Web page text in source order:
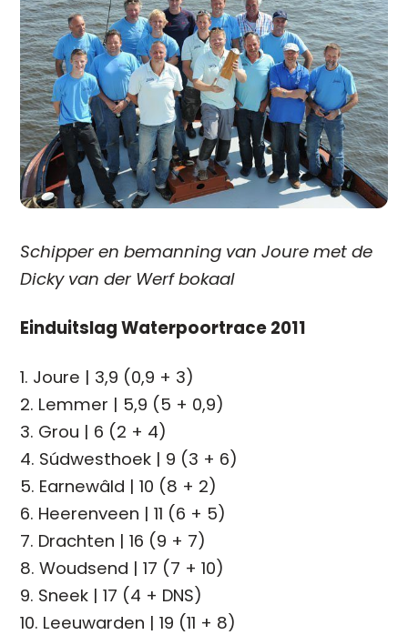
Schipper en bemanning van Joure met de
Dicky van der Werf bokaal
Einduitslag Waterpoortrace 2011
1. Joure | 3,9 (0,9 + 3)
2. Lemmer | 5,9 (5 + 0,9)
3. Grou | 6 (2 + 4)
4. Súdwesthoek | 9 (3 + 6)
5. Earnewâld | 10 (8 + 2)
6. Heerenveen | 11 (6 + 5)
7. Drachten | 16 (9 + 7)
8. Woudsend | 17 (7 + 10)
9. Sneek | 17 (4 + DNS)
10. Leeuwarden | 19 (11 + 8)